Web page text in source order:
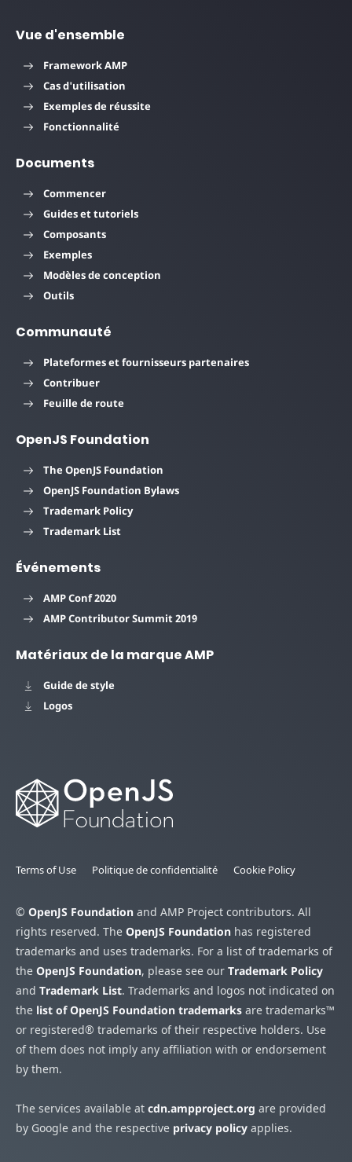
Vue d'ensemble
Framework AMP
Cas d'utilisation
Exemples de réussite
Fonctionnalité
Documents
Commencer
Guides et tutoriels
Composants
Exemples
Modèles de conception
Outils
Communauté
Plateformes et fournisseurs partenaires
Contribuer
Feuille de route
OpenJS Foundation
The OpenJS Foundation
OpenJS Foundation Bylaws
Trademark Policy
Trademark List
Événements
AMP Conf 2020
AMP Contributor Summit 2019
Matériaux de la marque AMP
Guide de style
Logos
Terms of Use Politique de confidentialité Cookie Policy
© OpenJS Foundation and AMP Project contributors. All
rights reserved. The OpenJS Foundation has registered
trademarks and uses trademarks. For a list of trademarks of
the OpenJS Foundation, please see our Trademark Policy
and Trademark List. Trademarks and logos not indicated on
the list of OpenJS Foundation trademarks are trademarks™
or registered® trademarks of their respective holders. Use
of them does not imply any affiliation with or endorsement
by them.
The services available at cdn.ampproject.org are provided
by Google and the respective privacy policy applies.